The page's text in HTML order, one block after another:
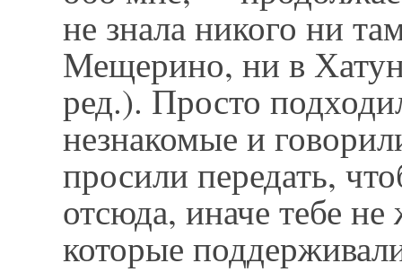
не знала никого ни
Мещерино, ни в
ред.). Просто
незнакомые и
просили передать,
отсюда, иначе тебе
которые